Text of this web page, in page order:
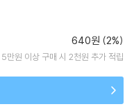
640원 (2%)
5만원 이상 구매 시 2천원 추가 적립